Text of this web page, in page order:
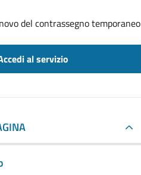
del contrassegno temporaneo
al servizio